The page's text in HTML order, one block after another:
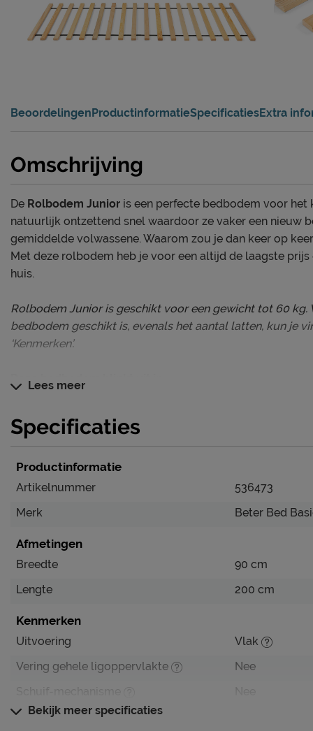
Beoordelingen ProductinformatieSpecificatiesExtra
Omschrijving
De Rolbodem Junior is een perfecte bedbodem voor het
natuurlijk ontzettend snel waardoor ze vaker een nieuw
gemiddelde volwassene. Waarom zou je dan keer op
Met deze rolbodem heb je voor een altijd de laagste
huis.
Rolbodem Junior is geschikt voor een gewicht tot 60 kg.
bedbodem geschikt is, evenals het aantal latten, kun je
‘Kenmerken’.
Deze bedbodem blinkt uit in
Degelijke bedbodem voor een kinderbed
Verzorging & Garantie
het kopje ‘Goed om te weten’.
Lees meer
Specificaties
Productinformatie
Artikelnummer
536473
Merk
Beter Bed
Afmetingen
Breedte
90 cm
Lengte
200 cm
Kenmerken
Uitvoering
Vlak
Vering gehele ligoppervlakte
Nee
Geschikt voor de volgende matrassen
Bekijk meer specificaties